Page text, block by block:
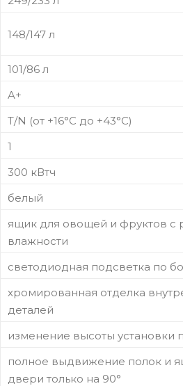
148/147 л
101/86 л
A+
T/N (от +16°С до +43°С)
1
300 кВтч
белый
ящик для овощей и фруктов с
влажности
светодиодная подсветка по
хромированная отделка
деталей
изменение высоты установки
полное выдвижение полок и
двери только на 90°